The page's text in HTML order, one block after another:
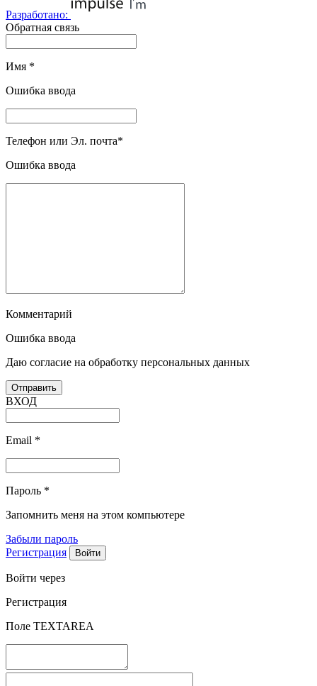
Разработано:
Обратная связь
Имя *
Ошибка ввода
Телефон или Эл. почта*
Ошибка ввода
Комментарий
Ошибка ввода
Даю согласие на обработку персональных данных
ВХОД
Email *
Пароль *
Запомнить меня на этом компьютере
Забыли пароль
Регистрация
Войти через
Регистрация
Поле TEXTAREA